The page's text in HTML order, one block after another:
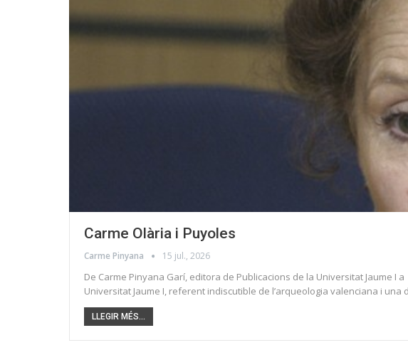
Carme Olària i Puyoles
Carme Pinyana 15 jul., 2026
De Carme Pinyana Garí, editora de Publicacions de la Universitat Jaume I
Universitat Jaume I, referent indiscutible de l’arqueologia valenciana i
LLEGIR MÉS...